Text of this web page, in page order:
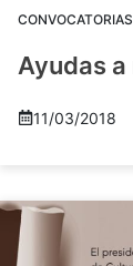
CONVOCATORIAS
Ayudas
11/03/2018